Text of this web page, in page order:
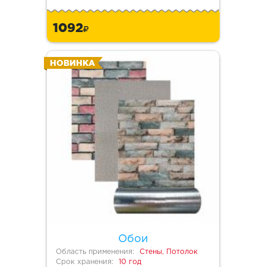
1092
Обои
НОВИНКА
Область применения:
Стены, Потолок
Срок хранения:
10 год